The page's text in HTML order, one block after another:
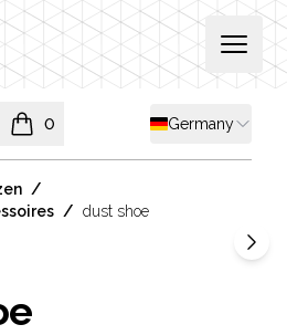
Open
Shipping country
Germany
0
items in cart, view bag
/
/ dust shoe